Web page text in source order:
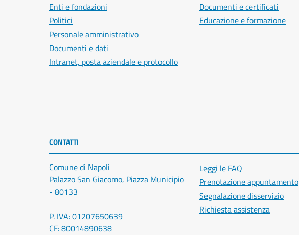
Enti e fondazioni
Politici
Personale amministrativo
Documenti e dati
Intranet, posta aziendale e protocollo
Documenti e certificati
Educazione e formazione
CONTATTI
Comune di Napoli
Palazzo San Giacomo, Piazza Municipio
- 80133
P. IVA: 01207650639
CF: 80014890638
Leggi le FAQ
Prenotazione appuntamento
Segnalazione disservizio
Richiesta assistenza